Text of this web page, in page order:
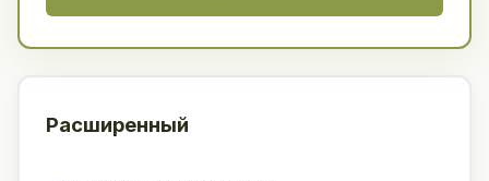
Расширенный